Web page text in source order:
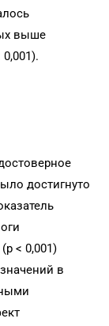
выше
достигнуто
< 0,001)
в